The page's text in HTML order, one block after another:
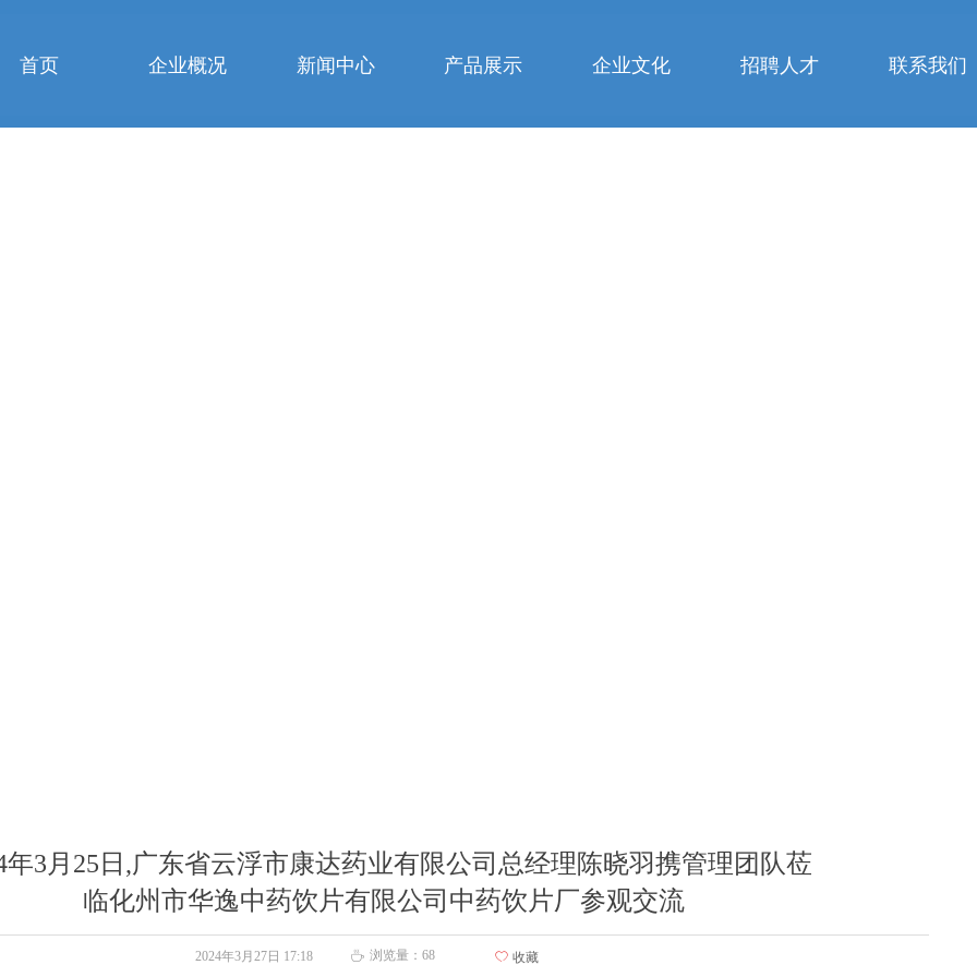
首页 企业概况 新闻中心 产品展示 企业文化 招聘人才 联系我们
年3月25日,广东省云浮市康达药业有限公司总经理陈晓羽携管理团队莅
临化州市华逸中药饮片有限公司中药饮片厂参观交流
2024年3月27日 17:18 ꄘ 浏览量： 68 ꄀ 收藏